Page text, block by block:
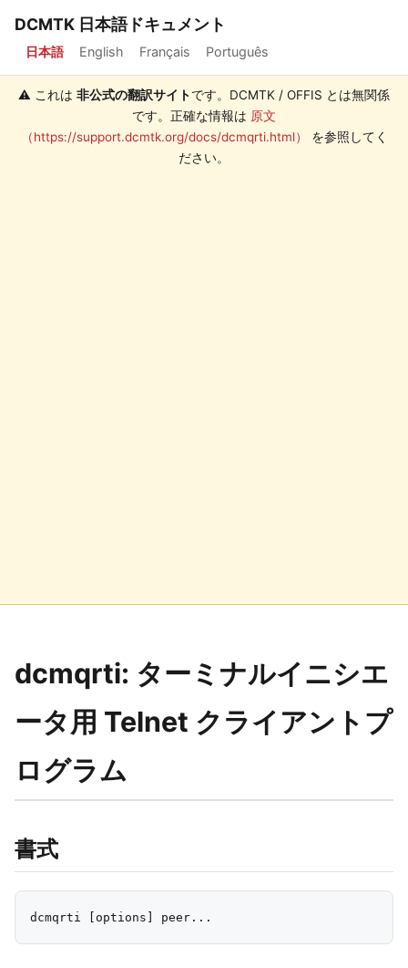
DCMTK 日本語ドキュメント
日本語 English Français Português
⚠️ これは 非公式の翻訳サイトです。DCMTK / OFFIS とは無関係
です。正確な情報は 原文
（https://support.dcmtk.org/docs/dcmqrti.html）
を参照してく
ださい。
dcmqrti: ターミナルイニシエ
ータ用 Telnet クライアントプ
ログラム
書式